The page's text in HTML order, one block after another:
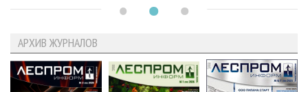
АРХИВ ЖУРНАЛОВ